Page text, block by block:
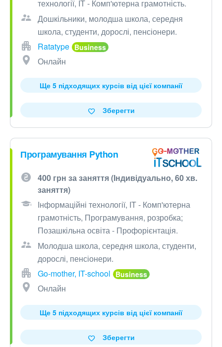
технології, IT - Комп'ютерна грамотність.
Дошкільники, молодша школа, середня
школа, студенти, дорослі, пенсіонери.
Ratatype
Онлайн
Ще 5 підходящих курсів від цієї компанії
Зберегти
Програмування Python
400 грн за заняття (Індивідуально, 60 хв.
заняття)
Інформаційні технології, IT - Комп'ютерна
грамотність, Програмування, розробка;
Позашкільна освіта - Профорієнтація.
Молодша школа, середня школа, студенти,
дорослі, пенсіонери.
Go-mother, IT-school
Онлайн
Ще 5 підходящих курсів від цієї компанії
Зберегти